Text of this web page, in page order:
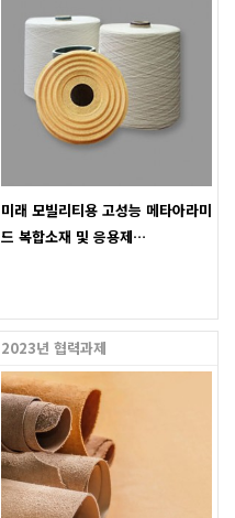
미래 모빌리티용 고성능 메타아라미
드 복합소재 및 응용제…
2023년 협력과제